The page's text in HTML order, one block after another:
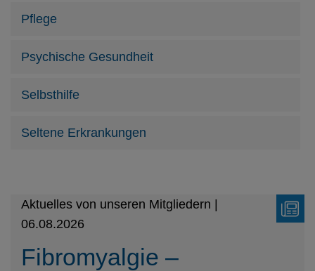
Pflege
Psychische Gesundheit
Selbsthilfe
Seltene Erkrankungen
Aktuelles von unseren Mitgliedern |
06.08.2026
Fibromyalgie –